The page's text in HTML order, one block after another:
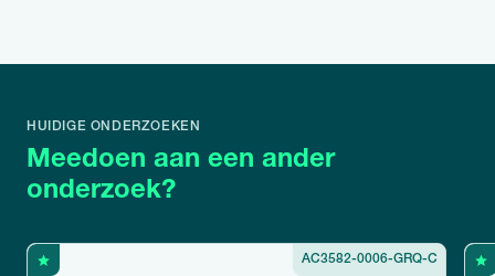
HUIDIGE ONDERZOEKEN
Meedoen aan een ander
onderzoek?
AC3582-0006-GRQ-C